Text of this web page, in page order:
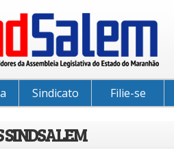
Sindicato Filie-se
SINDSALEM